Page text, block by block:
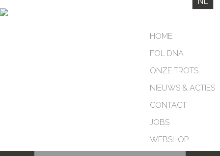
HOME
FOL DNA
ONZE TROTS
NIEUWS & ACTIES
CONTACT
JOBS
WEBSHOP